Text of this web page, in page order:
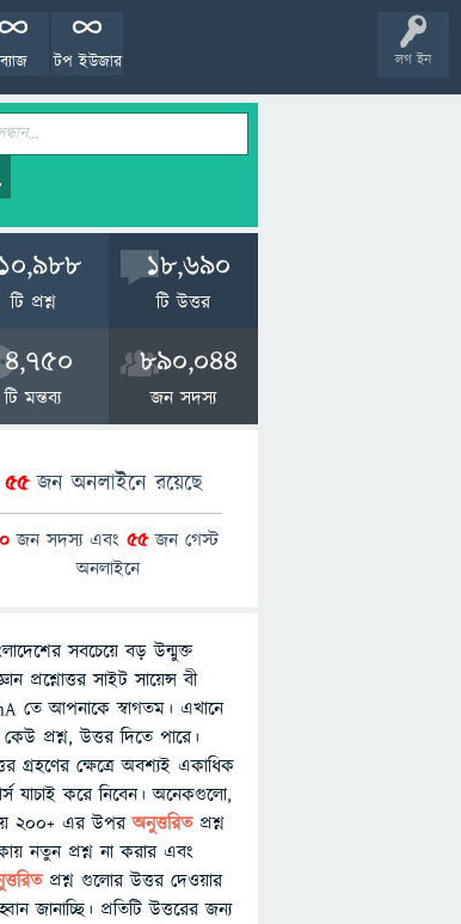
লগ ইন
টপ ইউজার
ব্যাজ
10,988
টি প্রশ্ন
18,690
টি উত্তর
4,750
টি মন্তব্য
890,044
জন সদস্য
55জন অনলাইনে রয়েছে
0জন সদস্য এবং 55জন গেস্ট
অনলাইনে
সবচেয়ে বড় উন্মুক্ত
প্রশ্নোত্তর সাইট সায়েন্স বী
তে আপনাকে স্বাগতম। এখানে
প্রশ্ন, উত্তর দিতে পারে।
গ্রহণের ক্ষেত্রে অবশ্যই একাধিক
যাচাই করে নিবেন। অনেকগুলো,
২০০+ এর উপরঅনুত্তরিতপ্রশ্ন
নতুন প্রশ্ন না করার এবং
প্রশ্ন গুলোর উত্তর দেওয়ার
জানাচ্ছি। প্রতিটি উত্তরের জন্য